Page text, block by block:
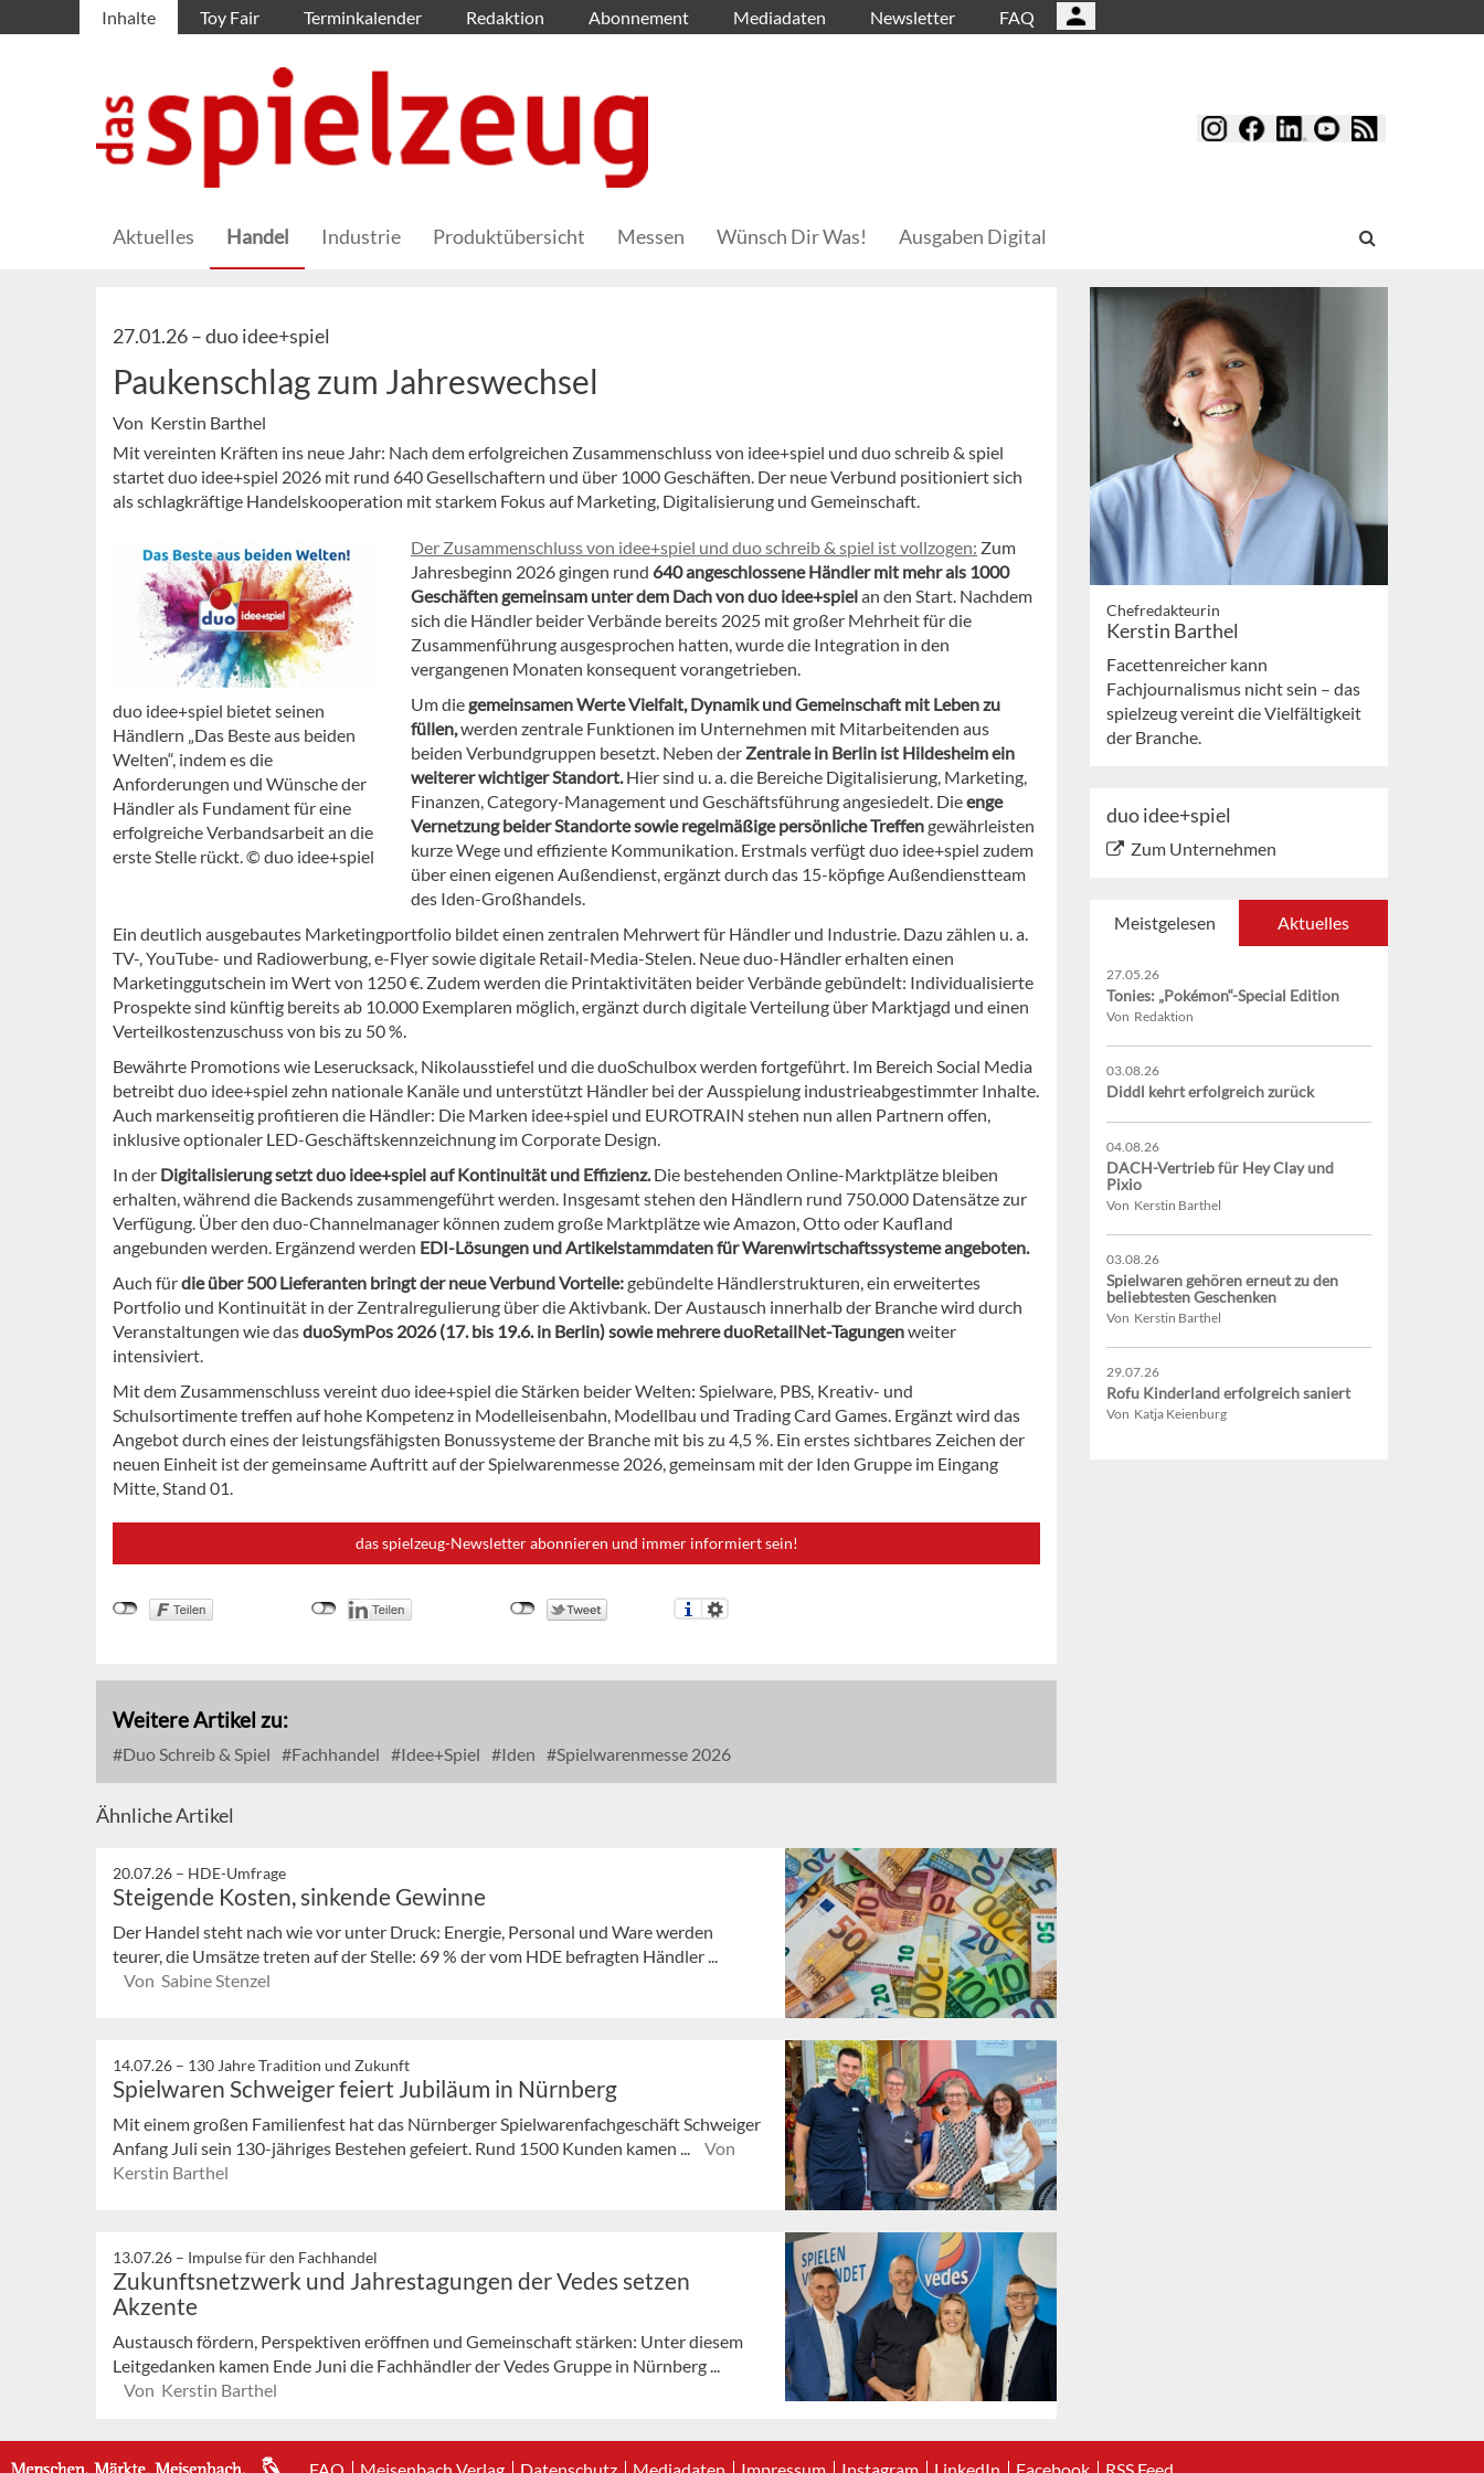
Inhalte Toy Fair Terminkalender Redaktion Abonnement Mediadaten Newsletter FAQ
Aktuelles Handel Industrie Produktübersicht Messen Wünsch Dir Was! Ausgaben Digital
27.01.26 –duo idee+spiel
Paukenschlag zum Jahreswechsel
Von Kerstin Barthel
Mit vereinten Kräften ins neue Jahr: Nach dem erfolgreichen Zusammenschluss von idee+spiel und duo schreib & spiel
startet duo idee+spiel 2026 mit rund 640 Gesellschaftern und über 1000 Geschäften. Der neue Verbund positioniert sich
als schlagkräftige Handelskooperation mit starkem Fokus auf Marketing, Digitalisierung und Gemeinschaft.
duo idee+spiel bietet seinen
Händlern „Das Beste aus beiden
Welten“, indem es die
Anforderungen und Wünsche der
Händler als Fundament für eine
erfolgreiche Verbandsarbeit an die
erste Stelle rückt. © duo idee+spiel
Der Zusammenschluss von idee+spiel und duo schreib & spiel ist vollzogen: Zum
Jahresbeginn 2026 gingen rund 640 angeschlossene Händler mit mehr als 1000
Geschäften gemeinsam unter dem Dach von duo idee+spielan den Start. Nachdem
sich die Händler beider Verbände bereits 2025 mit großer Mehrheit für die
Zusammenführung ausgesprochen hatten, wurde die Integration in den
vergangenen Monaten konsequent vorangetrieben.
Um diegemeinsamen Werte Vielfalt, Dynamik und Gemeinschaft mit Leben zu
füllen,werden zentrale Funktionen im Unternehmen mit Mitarbeitenden aus
beiden Verbundgruppen besetzt. Neben der Zentrale in Berlin ist Hildesheim ein
weiterer wichtiger Standort.Hier sind u. a. die Bereiche Digitalisierung, Marketing,
Finanzen, Category-Management und Geschäftsführung angesiedelt. Dieenge
Vernetzung beider Standorte sowie regelmäßige persönliche Treffengewährleisten
kurze Wege und effiziente Kommunikation. Erstmals verfügt duo idee+spiel zudem
über einen eigenen Außendienst, ergänzt durch das 15-köpfige Außendienstteam
des Iden-Großhandels.
Ein deutlich ausgebautes Marketingportfolio bildet einen zentralen Mehrwert für Händler und Industrie. Dazu zählen u. a.
TV-, YouTube- und Radiowerbung, e-Flyer sowie digitale Retail-Media-Stelen. Neue duo-Händler erhalten einen
Marketinggutschein im Wert von 1250 €. Zudem werden die Printaktivitäten beider Verbände gebündelt: Individualisierte
Prospekte sind künftig bereits ab 10.000 Exemplaren möglich, ergänzt durch digitale Verteilung über Marktjagd und einen
Verteilkostenzuschuss von bis zu 50 %.
Bewährte Promotions wie Leserucksack, Nikolausstiefel und die duoSchulbox werden fortgeführt. Im Bereich Social Media
betreibt duo idee+spiel zehn nationale Kanäle und unterstützt Händler bei der Ausspielung industrieabgestimmter Inhalte.
Auch markenseitig profitieren die Händler: Die Marken idee+spiel und EUROTRAIN stehen nun allen Partnern offen,
inklusive optionaler LED-Geschäftskennzeichnung im Corporate Design.
In der Digitalisierung setzt duo idee+spiel auf Kontinuität und Effizienz.Die bestehenden Online-Marktplätze bleiben
erhalten, während die Backends zusammengeführt werden. Insgesamt stehen den Händlern rund 750.000 Datensätze zur
Verfügung. Über den duo-Channelmanager können zudem große Marktplätze wie Amazon, Otto oder Kaufland
angebunden werden. Ergänzend werden EDI-Lösungen und Artikelstammdaten für Warenwirtschaftssysteme angeboten.
Auch fürdie über 500 Lieferanten bringt der neue Verbund Vorteile:gebündelte Händlerstrukturen, ein erweitertes
Portfolio und Kontinuität in der Zentralregulierung über die Aktivbank. Der Austausch innerhalb der Branche wird durch
Veranstaltungen wie dasduoSymPos 2026 (17. bis 19.6. in Berlin) sowie mehrere duoRetailNet-Tagungenweiter
intensiviert.
Mit dem Zusammenschluss vereint duo idee+spiel die Stärken beider Welten: Spielware, PBS, Kreativ- und
Schulsortimente treffen auf hohe Kompetenz in Modelleisenbahn, Modellbau und Trading Card Games. Ergänzt wird das
Angebot durch eines der leistungsfähigsten Bonussysteme der Branche mit bis zu 4,5 %. Ein erstes sichtbares Zeichen der
neuen Einheit ist der gemeinsame Auftritt auf der Spielwarenmesse 2026, gemeinsam mit der Iden Gruppe im Eingang
Mitte, Stand 01.
das spielzeug-Newsletter abonnieren und immer informiert sein!
Weitere Artikel zu:
Duo Schreib & Spiel Fachhandel Idee+Spiel Iden Spielwarenmesse 2026
Ähnliche Artikel
20.07.26 – HDE-Umfrage
Steigende Kosten, sinkende Gewinne
Der Handel steht nach wie vor unter Druck: Energie, Personal und Ware werden
teurer, die Umsätze treten auf der Stelle: 69 % der vom HDE befragten Händler ...
Von Sabine Stenzel
14.07.26 – 130 Jahre Tradition und Zukunft
Spielwaren Schweiger feiert Jubiläum in Nürnberg
Mit einem großen Familienfest hat das Nürnberger Spielwarenfachgeschäft Schweiger
Anfang Juli sein 130-jähriges Bestehen gefeiert. Rund 1500 Kunden kamen ...
Von
Kerstin Barthel
13.07.26 – Impulse für den Fachhandel
Zukunftsnetzwerk und Jahrestagungen der Vedes setzen
Akzente
Austausch fördern, Perspektiven eröffnen und Gemeinschaft stärken: Unter diesem
Leitgedanken kamen Ende Juni die Fachhändler der Vedes Gruppe in Nürnberg ...
Von Kerstin Barthel
Chefredakteurin
Kerstin Barthel
Facettenreicher kann
Fachjournalismus nicht sein – das
spielzeug vereint die Vielfältigkeit
der Branche.
duo idee+spiel
Zum Unternehmen
Meistgelesen Aktuelles
27.05.26
Tonies: „Pokémon“-Special Edition
Von Redaktion
03.08.26
Diddl kehrt erfolgreich zurück
04.08.26
DACH-Vertrieb für Hey Clay und
Pixio
Von Kerstin Barthel
03.08.26
Spielwaren gehören erneut zu den
beliebtesten Geschenken
Von Kerstin Barthel
29.07.26
Rofu Kinderland erfolgreich saniert
Von Katja Keienburg